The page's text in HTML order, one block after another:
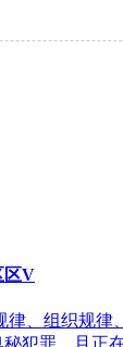
区V
、组织规律
犯罪，且正